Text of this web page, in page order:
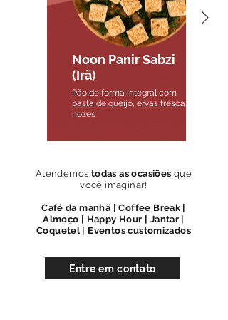
Noon Panir Sabzi
(Irã)
Pão de forma integral com
pasta de queijo, ervas frescas e
nozes
Atendemos todas as ocasiões que
você imaginar!
Café da manhã | Coffee Break |
Almoço | Happy Hour | Jantar |
Coquetel | Eventos customizados
Entre em contato